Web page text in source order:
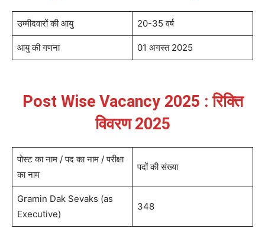
उम्मीदवारों की आयु 20-35 वर्ष
आयु की गणना 01 अगस्त 2025
Post Wise Vacancy 2025 : रिक्ति
विवरण 2025
पोस्ट का नाम / पद का नाम / परीक्षा
का नाम
पदों की संख्या
Gramin Dak Sevaks (as
Executive)
348